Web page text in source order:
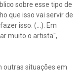
sobre esse tipo de
que isso vai servir de
isso. (...). Em
muito o artista",
outras situações em